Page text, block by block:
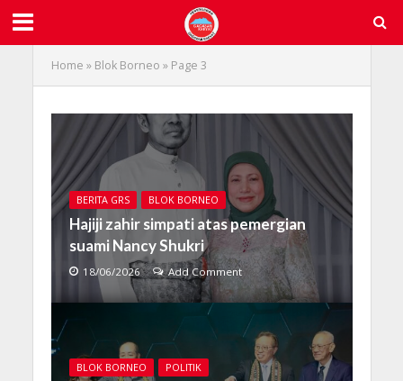
Home » Blok Borneo » Page 3
BERITA GRS BLOK BORNEO
Hajiji zahir simpati atas pemergian
suami Nancy Shukri
18/06/2026 Add Comment
BLOK BORNEO POLITIK